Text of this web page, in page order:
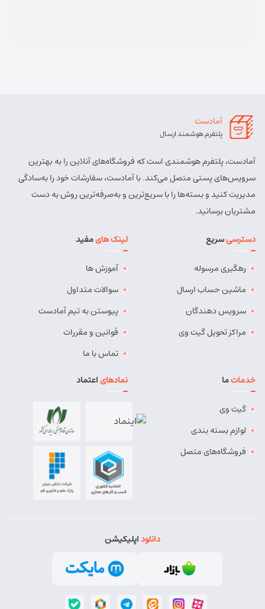
آمادست
پلتفرم هوشمند ارسال
آمادست، پلتفرم هوشمندی است که فروشگاه‌های آنلاین را به بهترین
سرویس‌های پستی متصل می‌کند. با آمادست، سفارشات خود را به‌سادگی
مدیریت کنید و بسته‌ها را با سریع‌ترین و به‌صرفه‌ترین روش به دست
مشتریان برسانید.
دسترسیسریع
رهگیری مرسوله
ماشین حساب ارسال
سرویس دهندگان
مراکز تحویل گیت وی
لینک هایمفید
آموزش ها
سوالات متداول
پیوستن به تیم آمادست
قوانین و مقررات
تماس با ما
خدماتما
گیت وی
لوازم بسته بندی
فروشگاه‌های متصل
نمادهایاعتماد
دانلوداپلیکیشن